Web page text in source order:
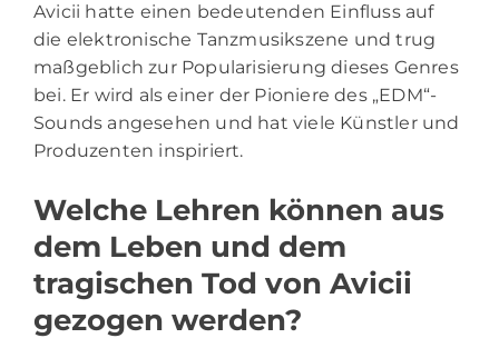
Avicii hatte einen bedeutenden Einfluss auf
die elektronische Tanzmusikszene und trug
maßgeblich zur Popularisierung dieses Genres
bei. Er wird als einer der Pioniere des „EDM“-
Sounds angesehen und hat viele Künstler und
Produzenten inspiriert.
Welche Lehren können aus
dem Leben und dem
tragischen Tod von Avicii
gezogen werden?